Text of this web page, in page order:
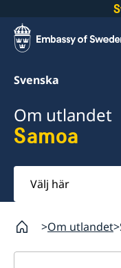
Svenska
Om utlandet
Samoa
Välj
här
Om utlandet